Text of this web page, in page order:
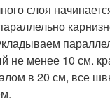
слоя
не менее 10 см.
в 20 см, все